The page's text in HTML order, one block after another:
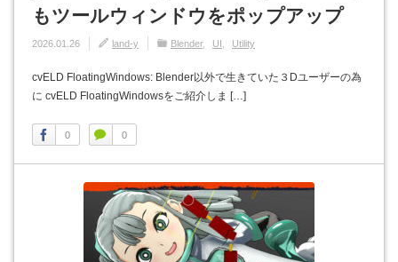
もツールウィンドウをポップアップ
2026.01.26 land-y Blender UI Utility
cvELD FloatingWindows: Blender以外で生きていた３Dユーザーの為
に cvELD FloatingWindowsをご紹介しま […]
0 0